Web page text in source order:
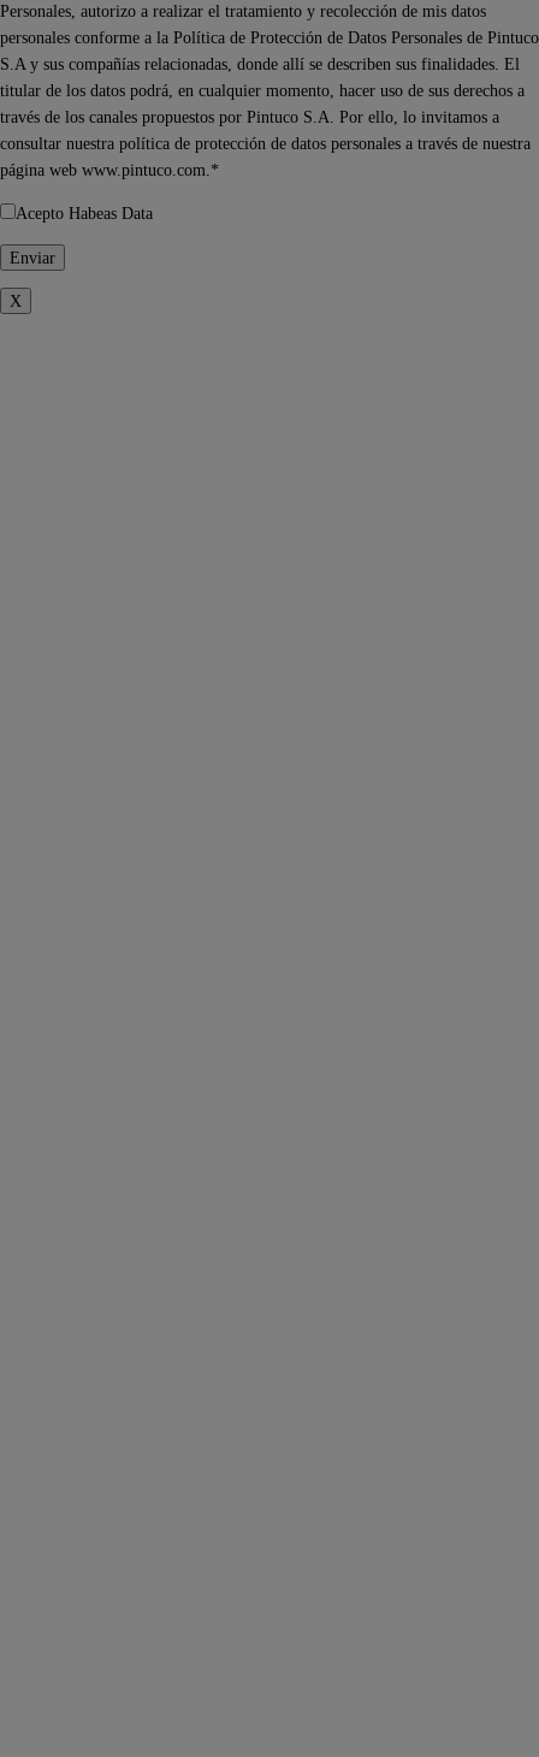
Personales, autorizo a realizar el tratamiento y recolección de mis datos
personales conforme a la Política de Protección de Datos Personales de Pintuco
S.A y sus compañías relacionadas, donde allí se describen sus finalidades. El
titular de los datos podrá, en cualquier momento, hacer uso de sus derechos a
través de los canales propuestos por Pintuco S.A. Por ello, lo invitamos a
consultar nuestra política de protección de datos personales a través de nuestra
página web www.pintuco.com.*
Acepto Habeas Data
X